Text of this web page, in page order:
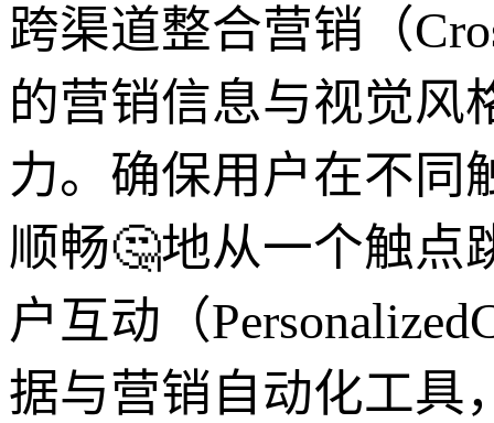
跨渠道整合营销（
的营销信息与视觉风
力。确保用户在不同
顺畅🤔地从一个触点
户互动（
据与营销自动化工具